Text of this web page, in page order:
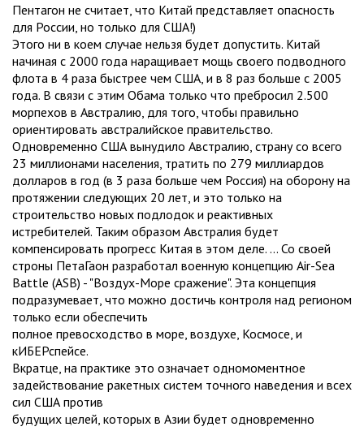
Пентагон не считает, что Китай представляет опасность
для России, но только для США!)
Этого ни в коем случае нельзя будет допустить. Китай
начиная с 2000 года наращивает мощь своего подводного
флота в 4 раза быстрее чем США, и в 8 раз больше с 2005
года. В связи с этим Обама только что пребросил 2.500
морпехов в Австралию, для того, чтобы правильно
ориентировать австралийское правительство.
Одновременно США вынудило Австралию, страну со всего
23 миллионами населения, тратить по 279 миллиардов
долларов в год (в 3 раза больше чем Россия) на оборону на
протяжении следующих 20 лет, и это только на
строительство новых подлодок и реактивных
истребителей. Таким образом Австралия будет
компенсировать прогресс Китая в этом деле. ... Со своей
строны ПетаГаон разработал военную концепцию Air-Sea
Battle (ASB) - "Воздух-Море сражение". Эта концепция
подразумевает, что можно достичь контроля над регионом
только если обеспечить
полное превосходство в море, воздухе, Космосе, и
кИБЕРспейсе.
Вкратце, на практике это означает одномоментное
задействование ракетных систем точного наведения и всех
сил США против
будущих целей, которых в Азии будет одновременно